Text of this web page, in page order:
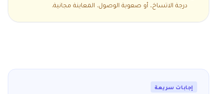
درجة الاتساخ، أو صعوبة الوصول. المعاينة مجانية.
إجابات سريعة